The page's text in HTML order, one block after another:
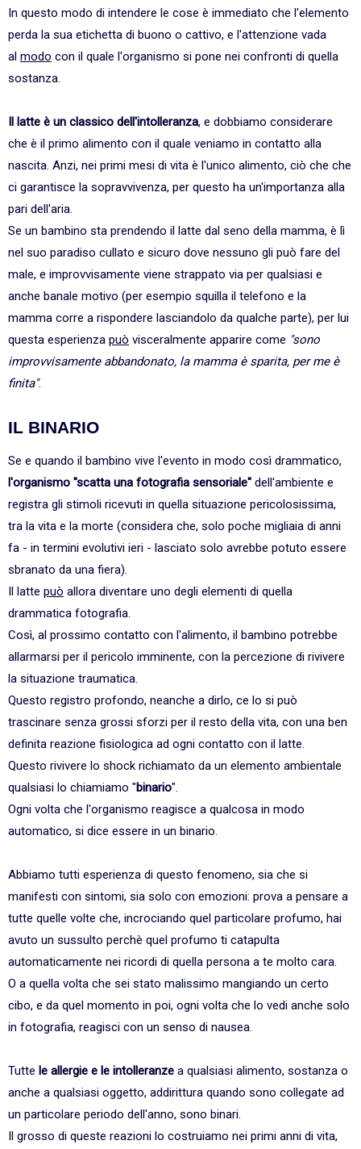
In questo modo di intendere le cose è immediato che l'elemento
perda la sua etichetta di buono o cattivo, e l'attenzione vada
al modo con il quale l'organismo si pone nei confronti di quella
sostanza.
Il latte è un classico dell'intolleranza, e dobbiamo considerare
che è il primo alimento con il quale veniamo in contatto alla
nascita. Anzi, nei primi mesi di vita è l'unico alimento, ciò che che
ci garantisce la sopravvivenza, per questo ha un'importanza alla
pari dell'aria.
Se un bambino sta prendendo il latte dal seno della mamma, è lì
nel suo paradiso cullato e sicuro dove nessuno gli può fare del
male, e improvvisamente viene strappato via per qualsiasi e
anche banale motivo (per esempio squilla il telefono e la
mamma corre a rispondere lasciandolo da qualche parte), per lui
questa esperienza può visceralmente apparire come "sono
improvvisamente abbandonato, la mamma è sparita, per me è
finita".
IL BINARIO
Se e quando il bambino vive l'evento in modo così drammatico,
l'organismo "scatta una fotografia sensoriale" dell'ambiente e
registra gli stimoli ricevuti in quella situazione pericolosissima,
tra la vita e la morte (considera che, solo poche migliaia di anni
fa - in termini evolutivi ieri - lasciato solo avrebbe potuto essere
sbranato da una fiera).
Il latte può allora diventare uno degli elementi di quella
drammatica fotografia.
Così, al prossimo contatto con l'alimento, il bambino potrebbe
allarmarsi per il pericolo imminente, con la percezione di rivivere
la situazione traumatica.
Questo registro profondo, neanche a dirlo, ce lo si può
trascinare senza grossi sforzi per il resto della vita, con una ben
definita reazione fisiologica ad ogni contatto con il latte.
Questo rivivere lo shock richiamato da un elemento ambientale
qualsiasi lo chiamiamo "binario".
Ogni volta che l'organismo reagisce a qualcosa in modo
automatico, si dice essere in un binario.
Abbiamo tutti esperienza di questo fenomeno, sia che si
manifesti con sintomi, sia solo con emozioni: prova a pensare a
tutte quelle volte che, incrociando quel particolare profumo, hai
avuto un sussulto perchè quel profumo ti catapulta
automaticamente nei ricordi di quella persona a te molto cara.
O a quella volta che sei stato malissimo mangiando un certo
cibo, e da quel momento in poi, ogni volta che lo vedi anche solo
in fotografia, reagisci con un senso di nausea.
Tutte le allergie e le intolleranze a qualsiasi alimento, sostanza o
anche a qualsiasi oggetto, addirittura quando sono collegate ad
un particolare periodo dell'anno, sono binari.
Il grosso di queste reazioni lo costruiamo nei primi anni di vita,